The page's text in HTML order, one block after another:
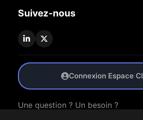
Suivez-nous
Connexion Espace
Une question ? Un besoin ?